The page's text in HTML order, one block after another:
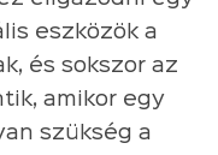
eszközök a
és sokszor az
amikor egy
szükség a